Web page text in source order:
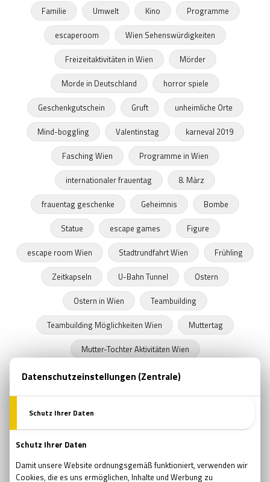
Familie
Umwelt Kino
Programme
escaperoom
Wien Sehenswürdigkeiten
Freizeitaktivitäten in Wien
Mörder
Morde in Deutschland
horror spiele
Geschenkgutschein
Gruft
unheimliche Orte
Mind-boggling
Valentinstag
karneval 2019
Fasching Wien
Programme in Wien
internationaler frauentag
8. März
frauentag geschenke
Geheimnis
Bombe
Statue
escape games
Figure
escape room Wien
Stadtrundfahrt Wien
Frühling
Zeitkapseln
U-Bahn Tunnel
Ostern
Ostern in Wien
Teambuilding
Teambuilding Möglichkeiten Wien
Muttertag
Mutter-Tochter Aktivitäten Wien
Geschenke zum Muttertag
Marvel
Buchläden in Wien
Prüfung
Prüfungszeit
Verjüngung
Regeneration
Erholung Pfingsten